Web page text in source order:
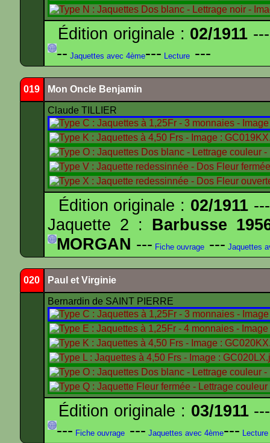
Édition originale : 02/1911
-- Jaquettes avec 4ème--- Lecture ---
019 Mon Oncle Benjamin
Claude TILLIER
Édition originale : 02/1911
Jaquette 2 : Barbusse
MORGAN --- Fiche ouvrage --- Jaquettes
020 Paul et Virginie
Bernardin de SAINT PIERRE
Édition originale : 03/1911
--- Fiche ouvrage --- Jaquettes avec 4ème--- Lecture